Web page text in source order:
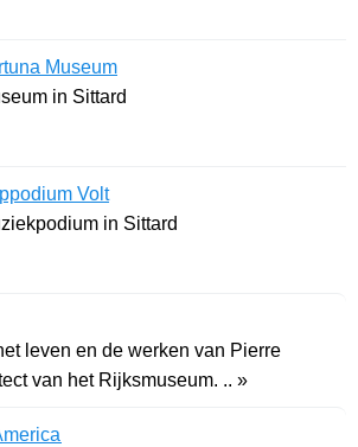
Museum
in Sittard
Volt
in Sittard
leven en de werken van Pierre
Cuypers, architect van het Rijksmuseum. .. »